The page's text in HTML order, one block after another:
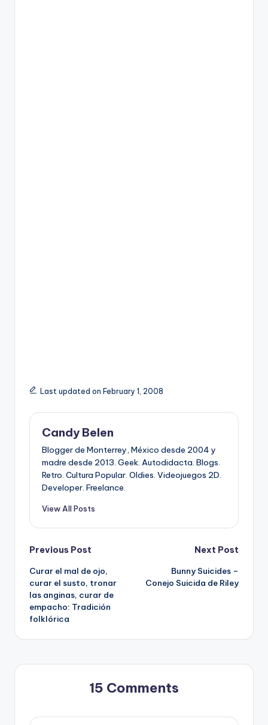
Last updated on February 1, 2008
Candy Belen
Blogger de Monterrey, México desde 2004 y
madre desde 2013. Geek. Autodidacta. Blogs.
Retro. Cultura Popular. Oldies. Videojuegos 2D.
Developer. Freelance.
View All Posts
Post
navigation
Previous Post
Curar el mal de ojo,
curar el susto, tronar
las anginas, curar de
empacho: Tradición
folklórica
Next Post
Bunny Suicides –
Conejo Suicida de Riley
15 Comments